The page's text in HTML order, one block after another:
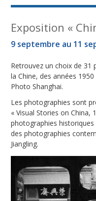
Exposition «
9 septembre au 11
Retrouvez un choix de 31
la Chine, des années
Photo Shanghai.
Les photographies sont
« Visual Stories on China,
photographies
des photographies
Jiangling.